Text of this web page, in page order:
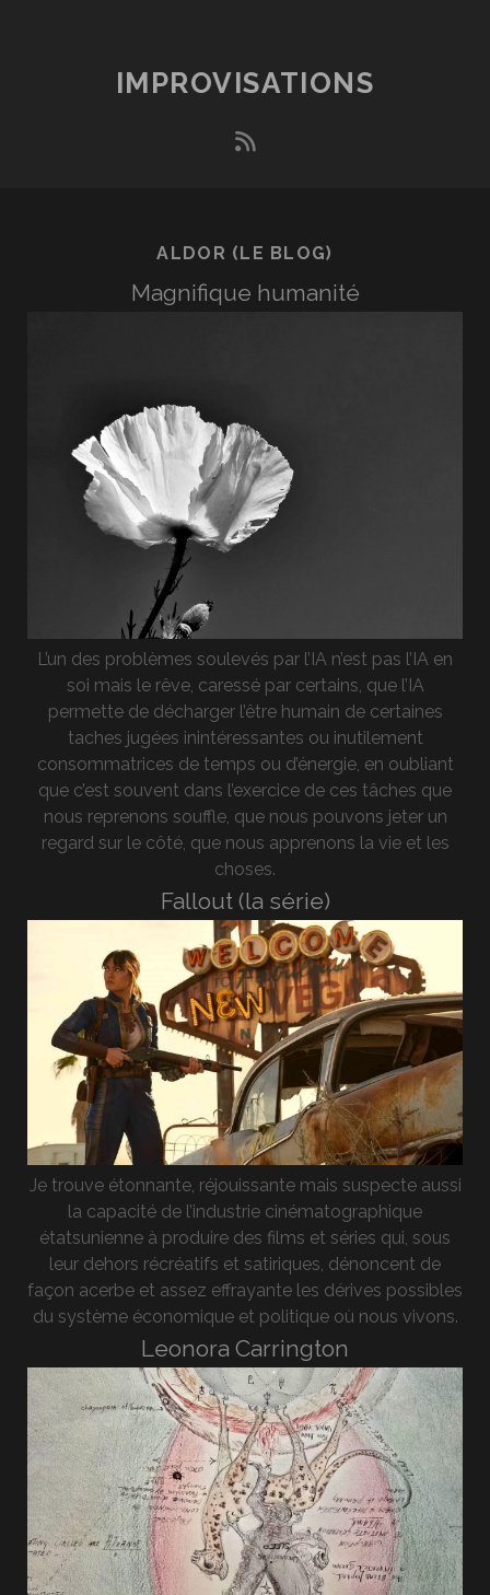
IMPROVISATIONS
rss
ALDOR (LE BLOG)
Magnifique humanité
L’un des problèmes soulevés par l’IA n’est pas l’IA en
soi mais le rêve, caressé par certains, que l’IA
permette de décharger l’être humain de certaines
taches jugées inintéressantes ou inutilement
consommatrices de temps ou d’énergie, en oubliant
que c’est souvent dans l’exercice de ces tâches que
nous reprenons souffle, que nous pouvons jeter un
regard sur le côté, que nous apprenons la vie et les
choses.
Fallout (la série)
Je trouve étonnante, réjouissante mais suspecte aussi
la capacité de l’industrie cinématographique
étatsunienne à produire des films et séries qui, sous
leur dehors récréatifs et satiriques, dénoncent de
façon acerbe et assez effrayante les dérives possibles
du système économique et politique où nous vivons.
Leonora Carrington